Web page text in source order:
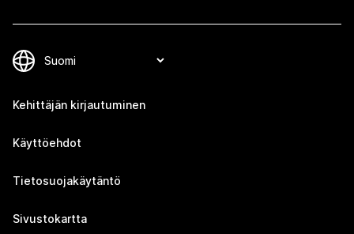
Kehittäjän kirjautuminen
Käyttöehdot
Tietosuojakäytäntö
Sivustokartta